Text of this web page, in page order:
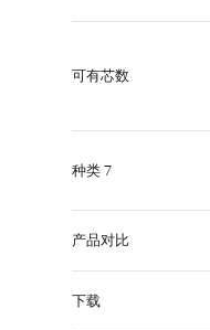
可有芯数
种类 7
产品对比
下载